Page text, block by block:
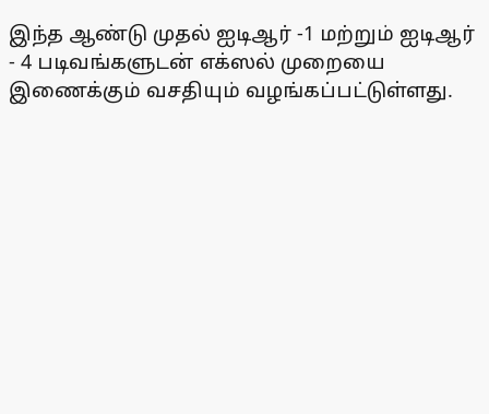
இந்த ஆண்டு முதல் ஐடிஆர் -1 மற்றும் ஐடிஆர்
- 4 படிவங்களுடன் எக்ஸல் முறையை
இணைக்கும் வசதியும் வழங்கப்பட்டுள்ளது.